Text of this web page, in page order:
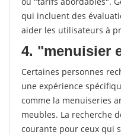
qui incluent des
aider les utilisateurs à
4. "menuisier
Certaines personnes
une expérience
comme la menuiseries
meubles. La recherche
courante pour ceux qui